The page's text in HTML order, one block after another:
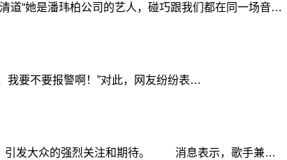
“她是潘玮柏公司的艺人，碰巧跟我们都在同一场音…
要不要报警啊！”对此，网友纷纷表…
引发大众的强烈关注和期待。 消息表示，歌手兼…